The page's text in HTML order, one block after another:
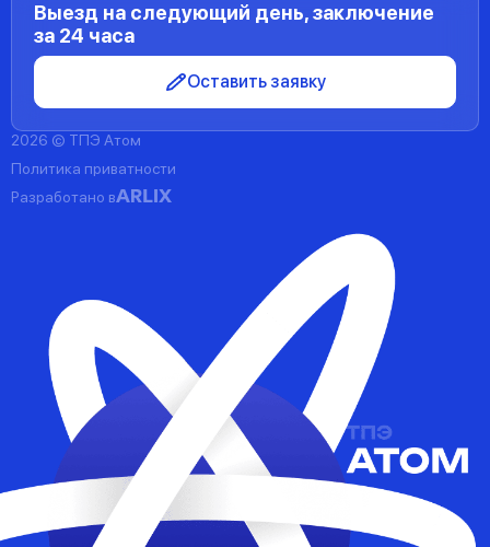
Выезд на следующий день, заключение
за 24 часа
Оставить заявку
2026 © ТПЭ Атом
Политика приватности
Разработано в